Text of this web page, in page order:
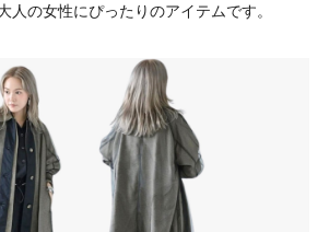
人の女性にぴったりのアイテムです。